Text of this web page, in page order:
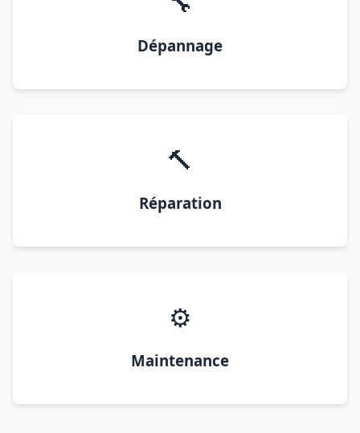
Dépannage
🔨
Réparation
⚙️
Maintenance